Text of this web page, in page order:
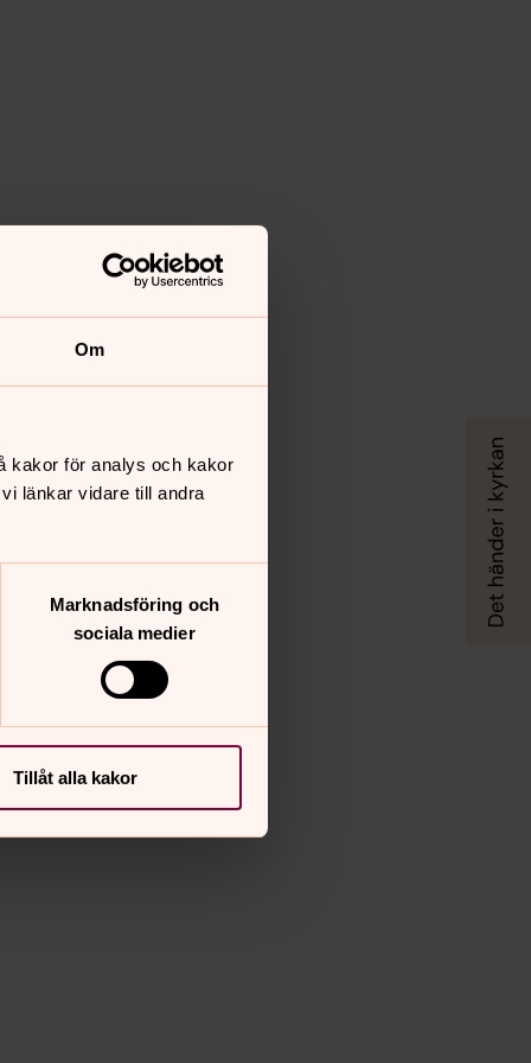
Om
kakor för analys och kakor
länkar vidare till andra
Marknadsföring och
sociala medier
Tillåt alla kakor